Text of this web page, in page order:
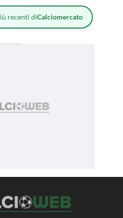
recenti diCalciomercato